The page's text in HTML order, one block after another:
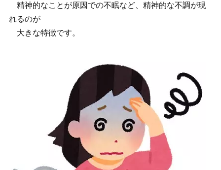
精神的なことが原因での不眠など、精神的な不調が現
れるのが
大きな特徴です。